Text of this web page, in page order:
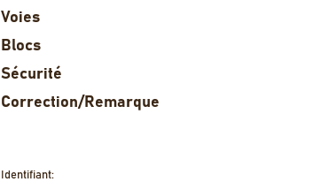
Voies
Blocs
Sécurité
Correction/Remarque
Identifiant: